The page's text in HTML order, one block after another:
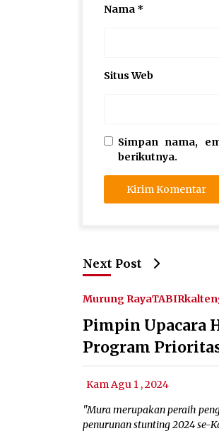
Nama *
Situs Web
Simpan nama,
berikutnya.
Next Post
Murung Raya
Pimpin Upacara
Program
Kam Agu 1 , 2024
"Mura merupakan peraih
penurunan stunting 2024 se-